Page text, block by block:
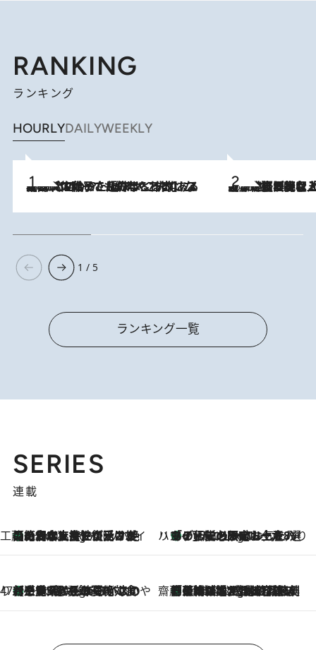
RANKING
ランキング
HOURLYDAILYWEEKLY
2026.8.5
【阿川佐和子さんの年とる力】なぜ70代で始めた趣味は“こんなに楽しい”のか？ ピアノ、俳句…スランプに陥っても続けられる“ある秘訣”とは 2026.8.5
【なぜ吉沢亮は「気配を消せる」のか？】興行収入208億の『国宝』を経て挑むミュージカル『ディア・エヴァン・ハンセン』。トップ俳優が舞台上でさらけ出した“孤独”とは
1 / 5
ランキング一覧
SERIES
連載
工藤まやのおもてなしハワイ
7 Hours Ago
【ハワイ土産】ローカルの絶大な支持で復活！ 絶品の幻クッキー《元ファンの日本人女性が受け継いだ名店》 ハワイ賢者 リサのお気に入りリスト7 Hours Ago
あの伝説の限定トートも！ リニューアルした「ディーン＆デルーカ ハワイ」で必須のお土産8選
47都道府県の手みやげ ひんやりスイーツで夏を満喫
7 Hours Ago
【三重県】この夏絶対食べたい 冷やしておいしいおやつ3選 お餅×アイスの新感覚スイーツ 齋藤 薫 美容脳ルネサンス
7 Hours Ago
「荷物が増えるほど旅ストレスは増す」美容ジャーナリストがたどり着いた最終結論。“化粧品を劇的に減らす”感動の凝縮美容とは